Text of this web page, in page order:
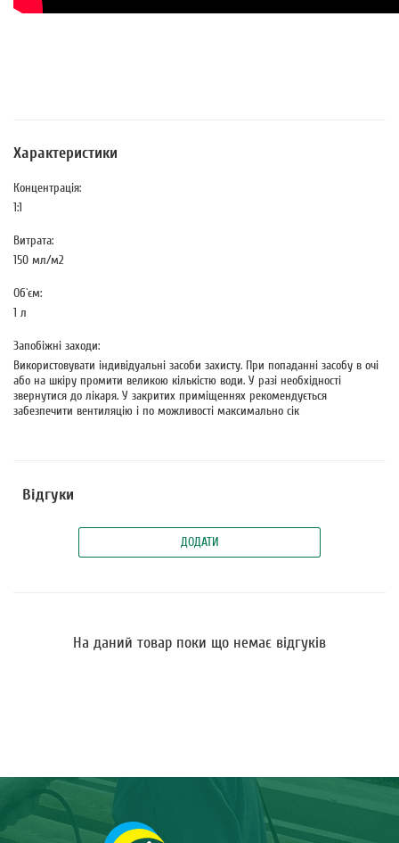
Характеристики
Концентрація:
1:1
Витрата:
150 мл/м2
Об`єм:
1 л
Запобіжні заходи:
Використовувати індивідуальні засоби захисту. При попаданні засобу в очі
або на шкіру промити великою кількістю води. У разі необхідності
звернутися до лікаря. У закритих приміщеннях рекомендується
забезпечити вентиляцію і по можливості максимально сік
Відгуки
ДОДАТИ
На даний товар поки що немає відгуків